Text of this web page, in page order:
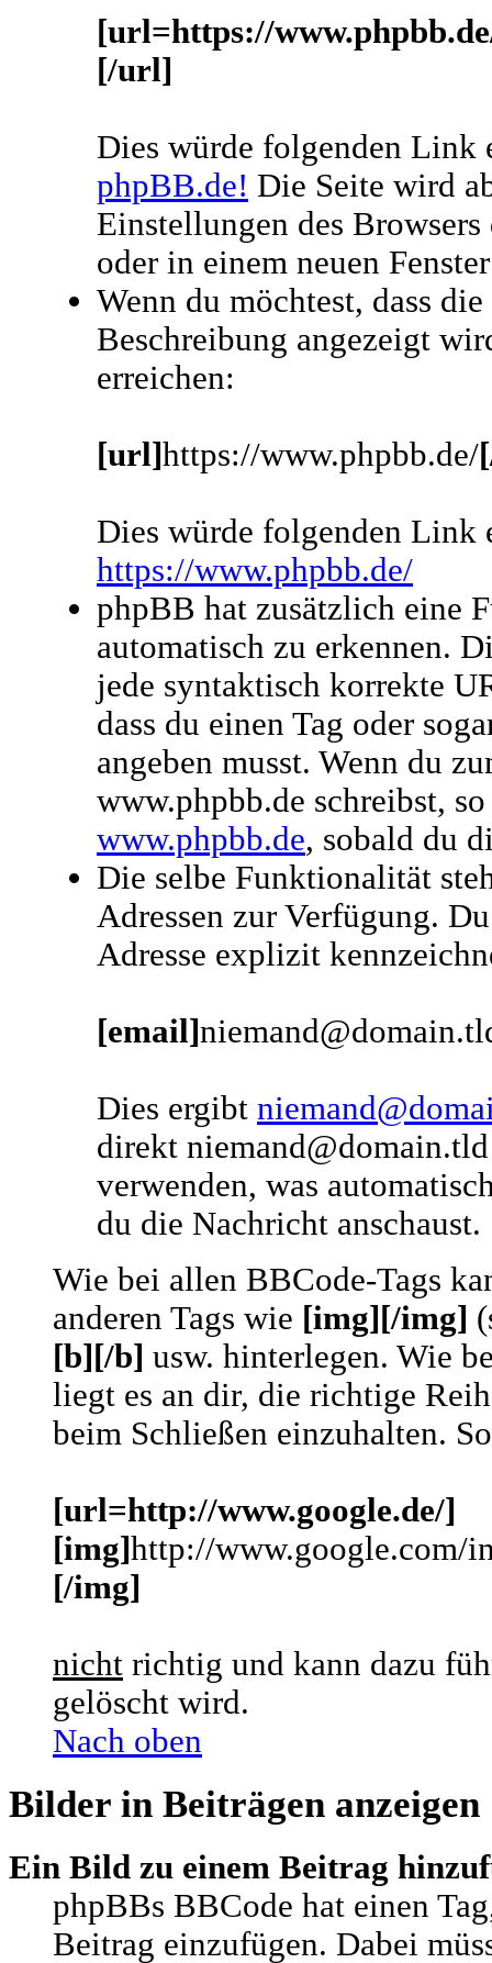
[url=https://
[/url]
Dies würde folgenden Link
phpBB.de! Die Seite wird
Einstellungen des
oder in einem neuen
Wenn du möchtest, dass
Beschreibung angezeigt
erreichen:
[url]https://www.phpbb.de/
Dies würde folgenden Link
https://www.phpbb.de/
phpBB hat zusätzlich eine
automatisch zu erkennen.
jede syntaktisch korrekte
dass du einen Tag oder
angeben musst. Wenn du
www.phpbb.de schreibst,
www.phpbb.de, sobald du
Die selbe Funktionalität
Adressen zur Verfügung.
Adresse explizit
[email]
Dies ergibt
direkt
verwenden, was
du die Nachricht anschaust.
Wie bei allen BBCode-Tags
anderen Tags wie [img][/img]
[b][/b] usw. hinterlegen. Wie
liegt es an dir, die richtige
beim Schließen einzuhalten.
[url=http://www.google.de/]
[img]http://www.google.com/
[/img]
nicht richtig und kann dazu
gelöscht wird.
Nach oben
Bilder in Beiträgen anzeigen
Ein Bild zu einem Beitrag
phpBBs BBCode hat einen
Beitrag einzufügen. Dabei